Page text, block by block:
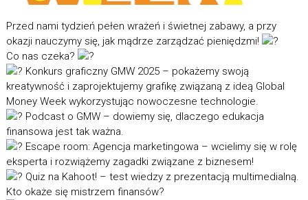
Przed nami tydzień pełen wrażeń i świetnej zabawy, a przy
okazji nauczymy się, jak mądrze zarządzać pieniędzmi!
Co nas czeka?
Konkurs graficzny GMW 2025 – pokażemy swoją
kreatywność i zaprojektujemy grafikę związaną z ideą Global
Money Week wykorzystując nowoczesne technologie.
Podcast o GMW – dowiemy się, dlaczego edukacja
finansowa jest tak ważna.
Escape room: Agencja marketingowa – wcielimy się w rolę
eksperta i rozwiążemy zagadki związane z biznesem!
Quiz na Kahoot! – test wiedzy z prezentacją multimedialną.
Kto okaże się mistrzem finansów?